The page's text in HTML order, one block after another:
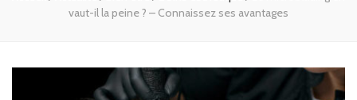
vaut-il la peine ? – Connaissez ses avantages